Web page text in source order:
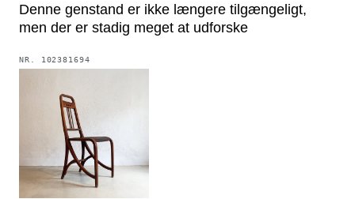
Denne genstand er ikke længere tilgængeligt,
men der er stadig meget at udforske
NR. 102381694